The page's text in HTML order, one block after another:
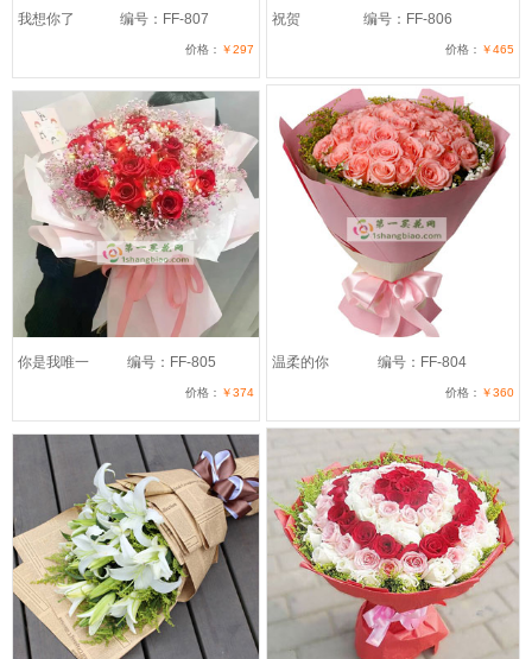
我想你了 编号：FF-807
价格： ￥297
祝贺 编号：FF-806
价格： ￥465
你是我唯一 编号：FF-805
价格： ￥374
温柔的你 编号：FF-804
价格： ￥360